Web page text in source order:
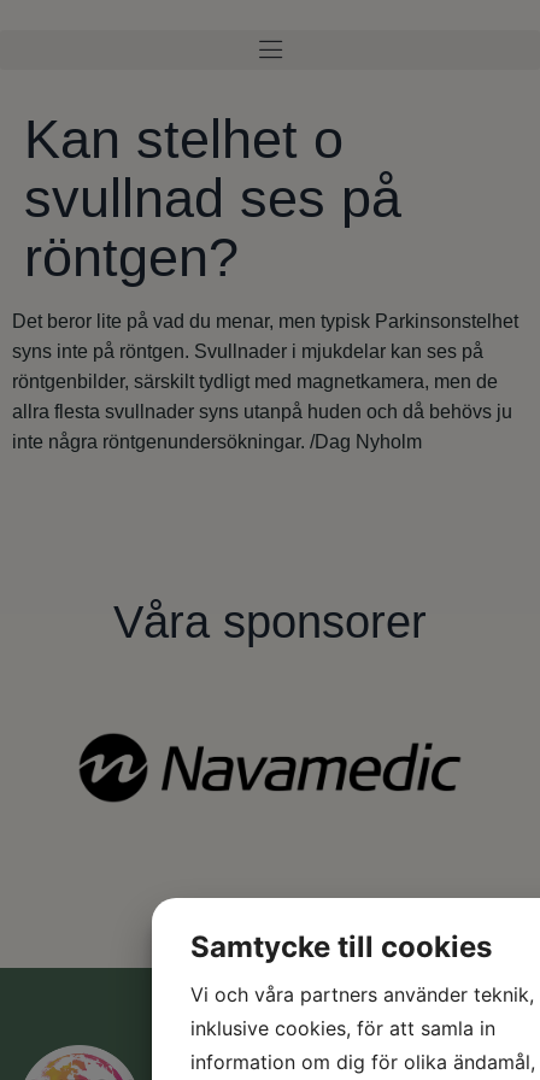
Kan stelhet o
svullnad ses på
röntgen?
Det beror lite på vad du menar, men typisk Parkinsonstelhet
syns inte på röntgen. Svullnader i mjukdelar kan ses på
röntgenbilder, särskilt tydligt med magnetkamera, men de
allra flesta svullnader syns utanpå huden och då behövs ju
inte några röntgenundersökningar. /Dag Nyholm
Våra sponsorer
Samtycke till cookies
Vi och våra partners använder teknik,
inklusive cookies, för att samla in
information om dig för olika ändamål,